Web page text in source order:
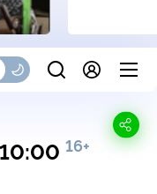
16+